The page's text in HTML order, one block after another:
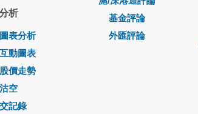
析
表分析
動圖表
價走勢
空
記錄
基金評論
外匯評論